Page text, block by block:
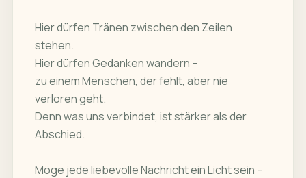
Hier dürfen Tränen zwischen den Zeilen
stehen.
Hier dürfen Gedanken wandern –
zu einem Menschen, der fehlt, aber nie
verloren geht.
Denn was uns verbindet, ist stärker als der
Abschied.
Möge jede liebevolle Nachricht ein Licht sein –